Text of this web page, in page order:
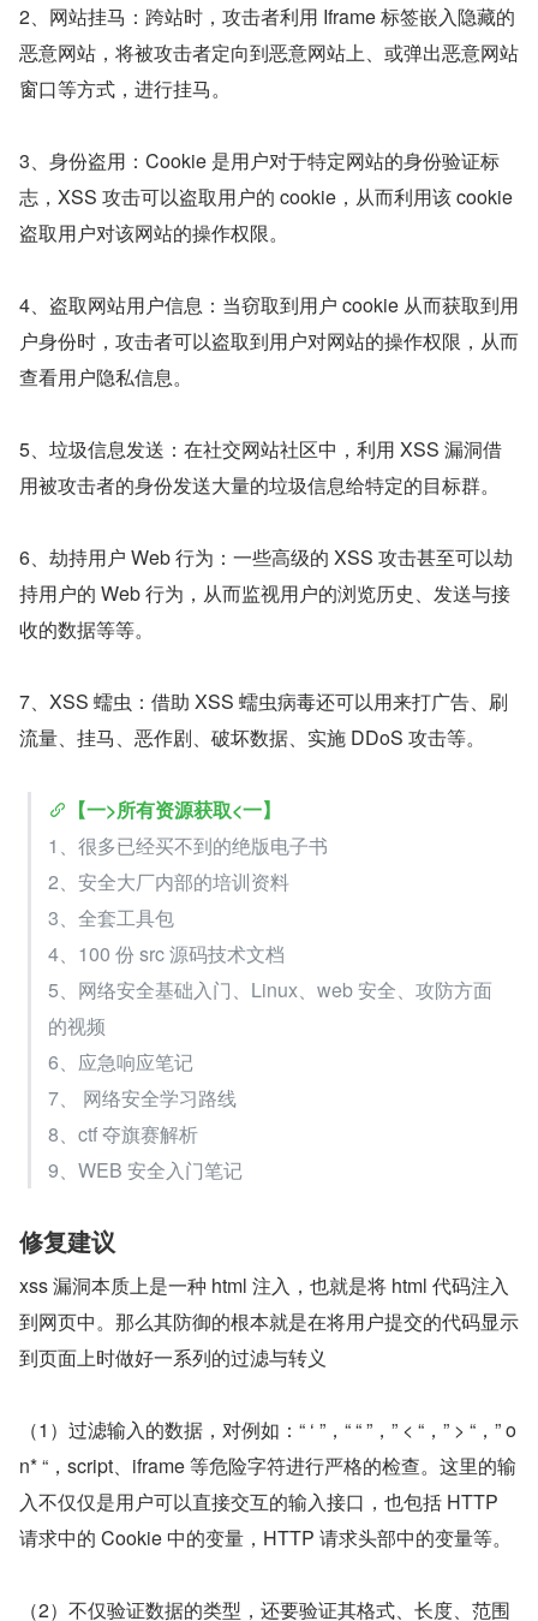
2、网站挂马：跨站时，攻击者利用 Iframe 标签嵌入隐藏的
恶意网站，将被攻击者定向到恶意网站上、或弹出恶意网站
窗口等方式，进行挂马。
3、身份盗用：Cookie 是用户对于特定网站的身份验证标
志，XSS 攻击可以盗取用户的 cookie，从而利用该 cookie
盗取用户对该网站的操作权限。
4、盗取网站用户信息：当窃取到用户 cookie 从而获取到用
户身份时，攻击者可以盗取到用户对网站的操作权限，从而
查看用户隐私信息。
5、垃圾信息发送：在社交网站社区中，利用 XSS 漏洞借
用被攻击者的身份发送大量的垃圾信息给特定的目标群。
6、劫持用户 Web 行为：一些高级的 XSS 攻击甚至可以劫
持用户的 Web 行为，从而监视用户的浏览历史、发送与接
收的数据等等。
7、XSS 蠕虫：借助 XSS 蠕虫病毒还可以用来打广告、刷
流量、挂马、恶作剧、破坏数据、实施 DDoS 攻击等。
【一>所有资源获取<一】
1、很多已经买不到的绝版电子书
2、安全大厂内部的培训资料
3、全套工具包
4、100 份 src 源码技术文档
5、网络安全基础入门、Linux、web 安全、攻防方面
的视频
6、应急响应笔记
7、 网络安全学习路线
8、ctf 夺旗赛解析
9、WEB 安全入门笔记
修复建议
xss 漏洞本质上是一种 html 注入，也就是将 html 代码注入
到网页中。那么其防御的根本就是在将用户提交的代码显示
到页面上时做好一系列的过滤与转义
（1）过滤输入的数据，对例如：“ ‘ ”，“ “ ”，” < “，” > “，” o
n* “，script、iframe 等危险字符进行严格的检查。这里的输
入不仅仅是用户可以直接交互的输入接口，也包括 HTTP
请求中的 Cookie 中的变量，HTTP 请求头部中的变量等。
（2）不仅验证数据的类型，还要验证其格式、长度、范围